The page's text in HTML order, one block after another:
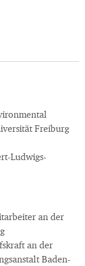
Freiburg
Ludwigs-
an der
an der
Baden-